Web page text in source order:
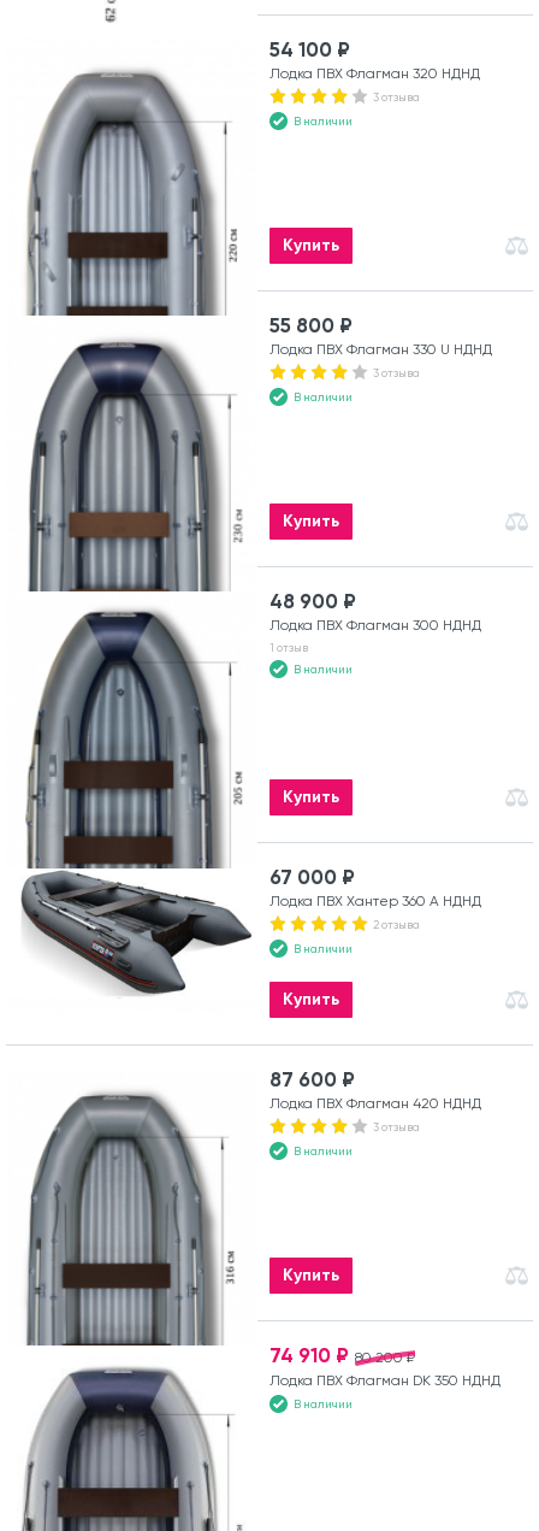
54 100 ₽
Лодка ПВХ Флагман 320 НДНД
3 отзыва
В наличии
Купить
55 800 ₽
Лодка ПВХ Флагман 330 U НДНД
3 отзыва
В наличии
Купить
48 900 ₽
Лодка ПВХ Флагман 300 НДНД
1 отзыв
В наличии
Купить
67 000 ₽
Лодка ПВХ Хантер 360 А НДНД
2 отзыва
В наличии
Купить
87 600 ₽
Лодка ПВХ Флагман 420 НДНД
3 отзыва
В наличии
Купить
80 200 ₽
74 910 ₽
Лодка ПВХ Флагман DK 350 НДНД
В наличии